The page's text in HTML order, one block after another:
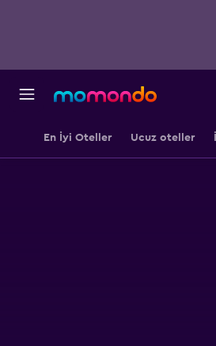
En İyi Oteller Ucuz oteller